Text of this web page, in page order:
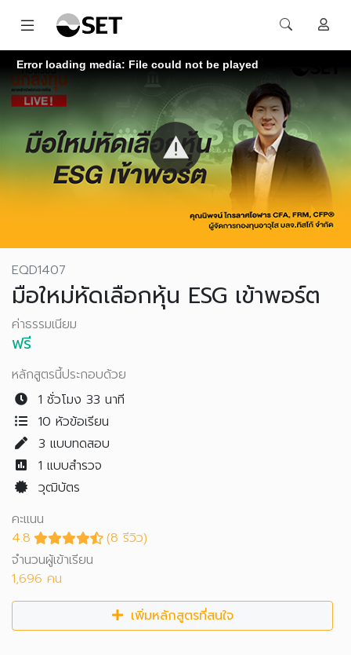
Error loading media: File could not be played
EQD1407
มือใหม่หัดเลือกหุ้น ESG เข้าพอร์ต
ค่าธรรมเนียม
ฟรี
หลักสูตรนี้ประกอบด้วย
1 ชั่วโมง 33 นาที
10 หัวข้อเรียน
3 แบบทดสอบ
1 แบบสำรวจ
วุฒิบัตร
คะแนน
4.8
(8 รีวิว)
จำนวนผู้เข้าเรียน
1,696 คน
เพิ่มหลักสูตรที่สนใจ